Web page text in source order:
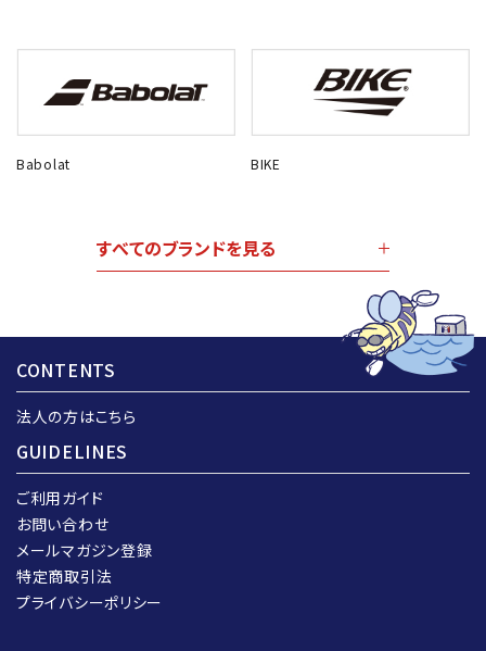
Babolat BIKE
すべてのブランドを見る
CONTENTS
法人の方はこちら
GUIDELINES
ご利用ガイド
お問い合わせ
メールマガジン登録
特定商取引法
プライバシーポリシー